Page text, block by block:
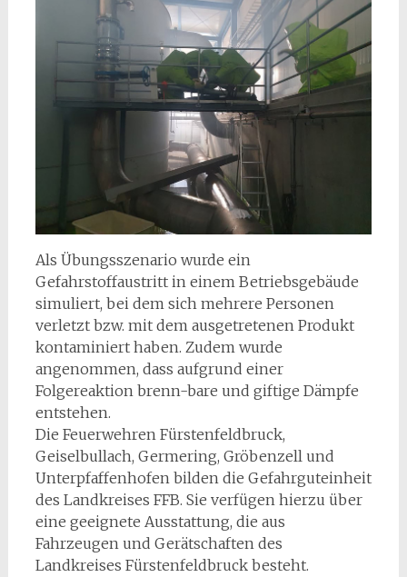
Als Übungsszenario wurde ein
Gefahrstoffaustritt in einem Betriebsgebäude
simuliert, bei dem sich mehrere Personen
verletzt bzw. mit dem ausgetretenen Produkt
kontaminiert haben. Zudem wurde
angenommen, dass aufgrund einer
Folgereaktion brenn-bare und giftige Dämpfe
entstehen.
Die Feuerwehren Fürstenfeldbruck,
Geiselbullach, Germering, Gröbenzell und
Unterpfaffenhofen bilden die Gefahrguteinheit
des Landkreises FFB. Sie verfügen hierzu über
eine geeignete Ausstattung, die aus
Fahrzeugen und Gerätschaften des
Landkreises Fürstenfeldbruck besteht.